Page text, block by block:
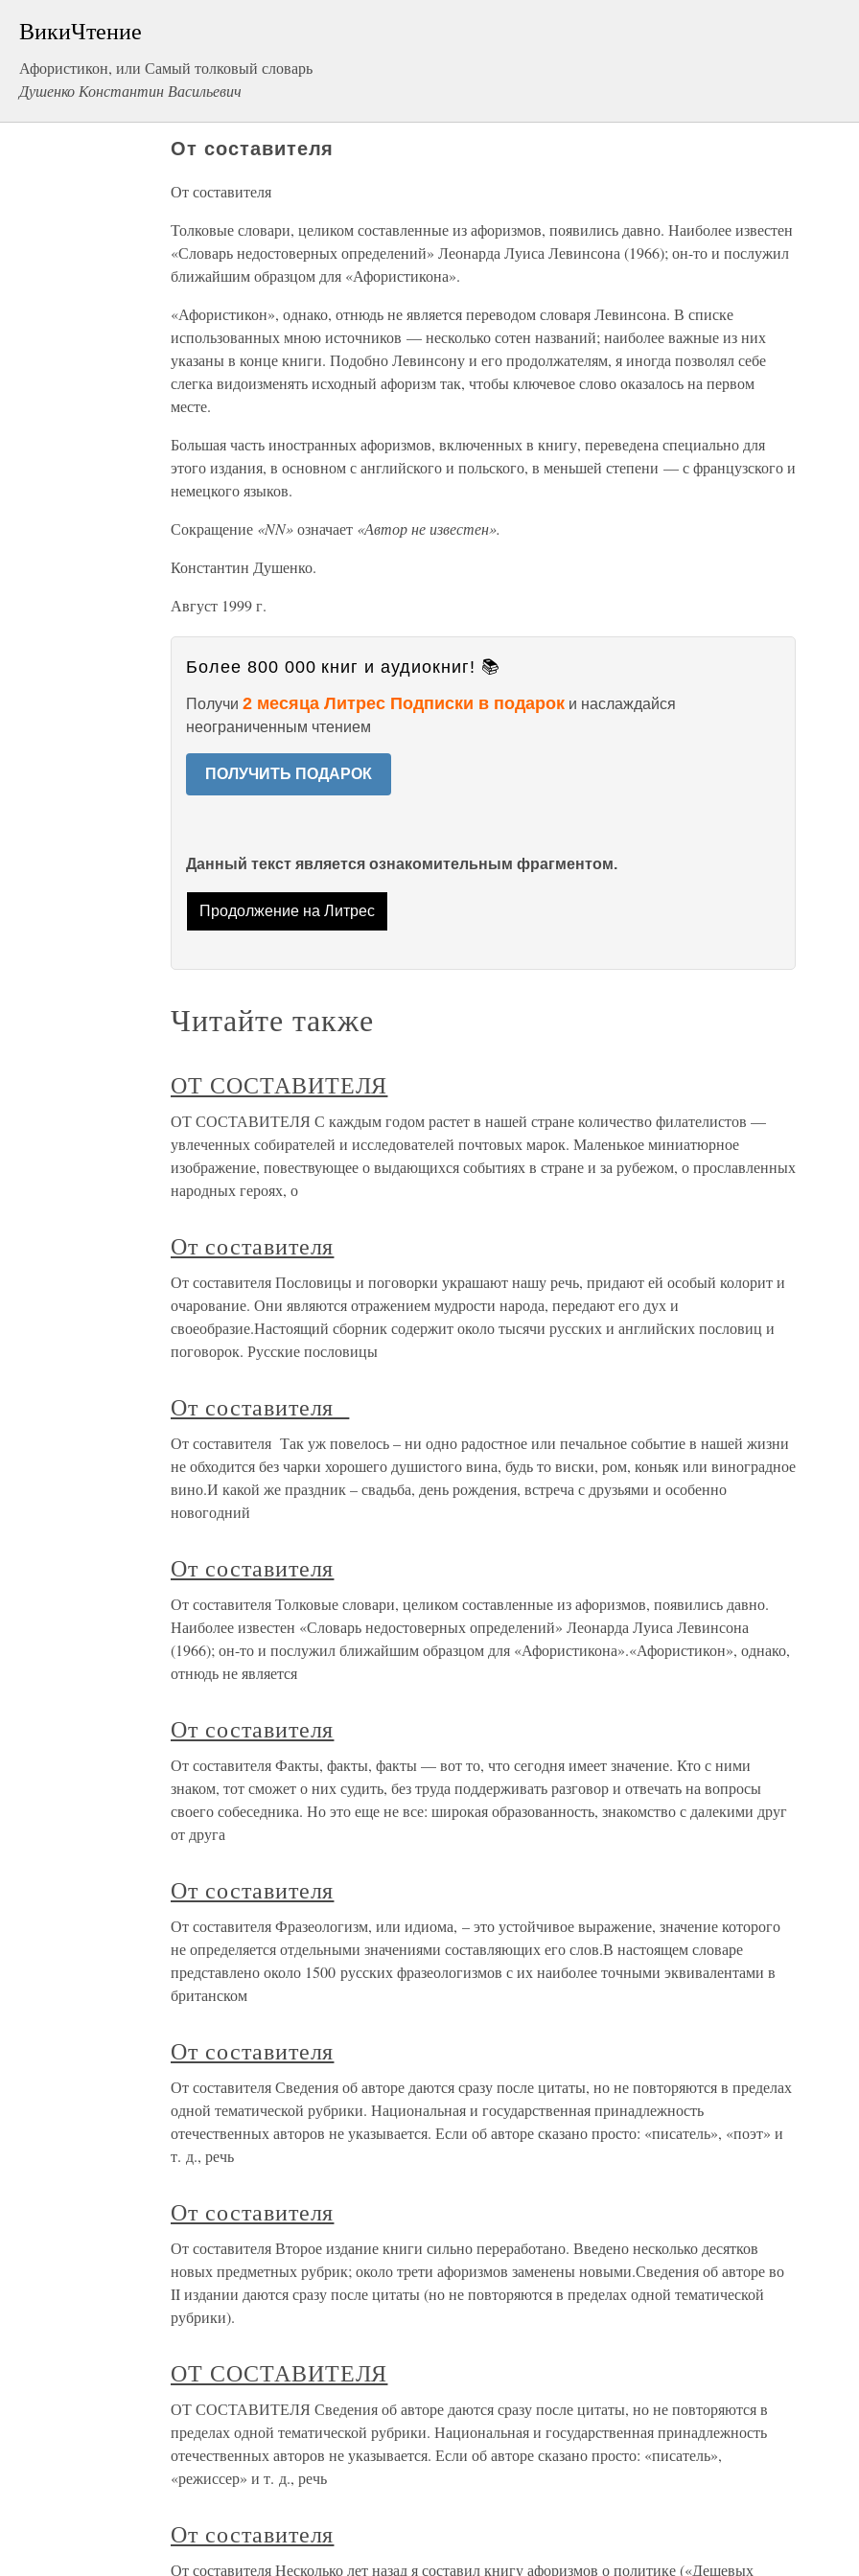
ВикиЧтение
Афористикон, или Самый толковый словарь
Душенко Константин Васильевич
От составителя
От составителя
Толковые словари, целиком составленные из афоризмов, появились давно. Наиболее известен
«Словарь недостоверных определений» Леонарда Луиса Левинсона (1966); он-то и послужил
ближайшим образцом для «Афористикона».
«Афористикон», однако, отнюдь не является переводом словаря Левинсона. В списке
использованных мною источников — несколько сотен названий; наиболее важные из них
указаны в конце книги. Подобно Левинсону и его продолжателям, я иногда позволял себе
слегка видоизменять исходный афоризм так, чтобы ключевое слово оказалось на первом
месте.
Большая часть иностранных афоризмов, включенных в книгу, переведена специально для
этого издания, в основном с английского и польского, в меньшей степени — с французского и
немецкого языков.
Сокращение «NN»означает «Автор не известен».
Константин Душенко.
Август 1999 г.
Более 800 000 книг и аудиокниг! 📚
Получи 2 месяца Литрес Подписки в подарок и наслаждайся
неограниченным чтением
ПОЛУЧИТЬ ПОДАРОК
Данный текст является ознакомительным фрагментом.
Продолжение на Литрес
Читайте также
ОТ СОСТАВИТЕЛЯ
ОТ СОСТАВИТЕЛЯ С каждым годом растет в нашей стране количество филателистов —
увлеченных собирателей и исследователей почтовых марок. Маленькое миниатюрное
изображение, повествующее о выдающихся событиях в стране и за рубежом, о прославленных
народных героях, о
От составителя
От составителя Пословицы и поговорки украшают нашу речь, придают ей особый колорит и
очарование. Они являются отражением мудрости народа, передают его дух и
своеобразие.Настоящий сборник содержит около тысячи русских и английских пословиц и
поговорок. Русские пословицы
От составителя
От составителя Так уж повелось – ни одно радостное или печальное событие в нашей жизни
не обходится без чарки хорошего душистого вина, будь то виски, ром, коньяк или виноградное
вино.И какой же праздник – свадьба, день рождения, встреча с друзьями и особенно
новогодний
От составителя
От составителя Толковые словари, целиком составленные из афоризмов, появились давно.
Наиболее известен «Словарь недостоверных определений» Леонарда Луиса Левинсона
(1966); он-то и послужил ближайшим образцом для «Афористикона».«Афористикон», однако,
отнюдь не является
От составителя
От составителя Факты, факты, факты — вот то, что сегодня имеет значение. Кто с ними
знаком, тот сможет о них судить, без труда поддерживать разговор и отвечать на вопросы
своего собеседника. Но это еще не все: широкая образованность, знакомство с далекими друг
от друга
От составителя
От составителя Фразеологизм, или идиома, – это устойчивое выражение, значение которого
не определяется отдельными значениями составляющих его слов.В настоящем словаре
представлено около 1500 русских фразеологизмов с их наиболее точными эквивалентами в
британском
От составителя
От составителя Сведения об авторе даются сразу после цитаты, но не повторяются в пределах
одной тематической рубрики. Национальная и государственная принадлежность
отечественных авторов не указывается. Если об авторе сказано просто: «писатель», «поэт» и
т. д., речь
От составителя
От составителя Второе издание книги сильно переработано. Введено несколько десятков
новых предметных рубрик; около трети афоризмов заменены новыми.Сведения об авторе во
II издании даются сразу после цитаты (но не повторяются в пределах одной тематической
рубрики).
ОТ СОСТАВИТЕЛЯ
ОТ СОСТАВИТЕЛЯ Сведения об авторе даются сразу после цитаты, но не повторяются в
пределах одной тематической рубрики. Национальная и государственная принадлежность
отечественных авторов не указывается. Если об авторе сказано просто: «писатель»,
«режиссер» и т. д., речь
От составителя
От составителя Несколько лет назад я составил книгу афоризмов о политике («Дешевых